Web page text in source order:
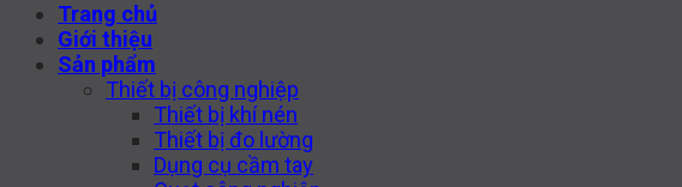
Trang chủ
Giới thiệu
Sản phẩm
Thiết bị công nghiệp
Thiết bị khí nén
Thiết bị đo lường
Dụng cụ cầm tay